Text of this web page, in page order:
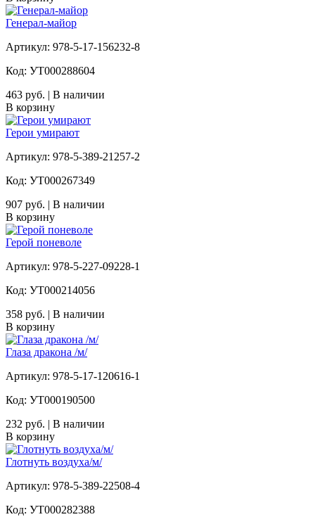
Генерал-майор
Артикул: 978-5-17-156232-8
Код: УТ000288604
463 руб. | В наличии
В корзину
Герои умирают
Артикул: 978-5-389-21257-2
Код: УТ000267349
907 руб. | В наличии
В корзину
Герой поневоле
Артикул: 978-5-227-09228-1
Код: УТ000214056
358 руб. | В наличии
В корзину
Глаза дракона /м/
Артикул: 978-5-17-120616-1
Код: УТ000190500
232 руб. | В наличии
В корзину
Глотнуть воздуха/м/
Артикул: 978-5-389-22508-4
Код: УТ000282388